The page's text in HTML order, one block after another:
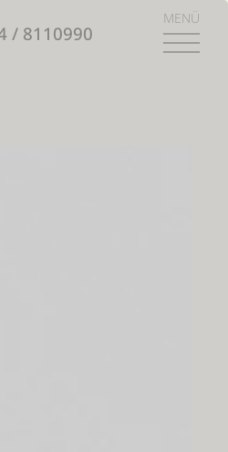
/ 8110990
MENÜ